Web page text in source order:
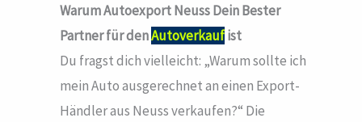
Warum Autoexport NeussDein Bester
Partner für denAutoverkaufist
Du fragst dich vielleicht: „Warum sollte ich
mein Auto ausgerechnet an einen Export-
Händler aus Neuss verkaufen?“ Die